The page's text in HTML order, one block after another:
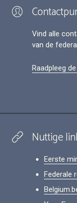
Vind alle
van de
Raadpleeg
Nuttige
Eerste
Federale